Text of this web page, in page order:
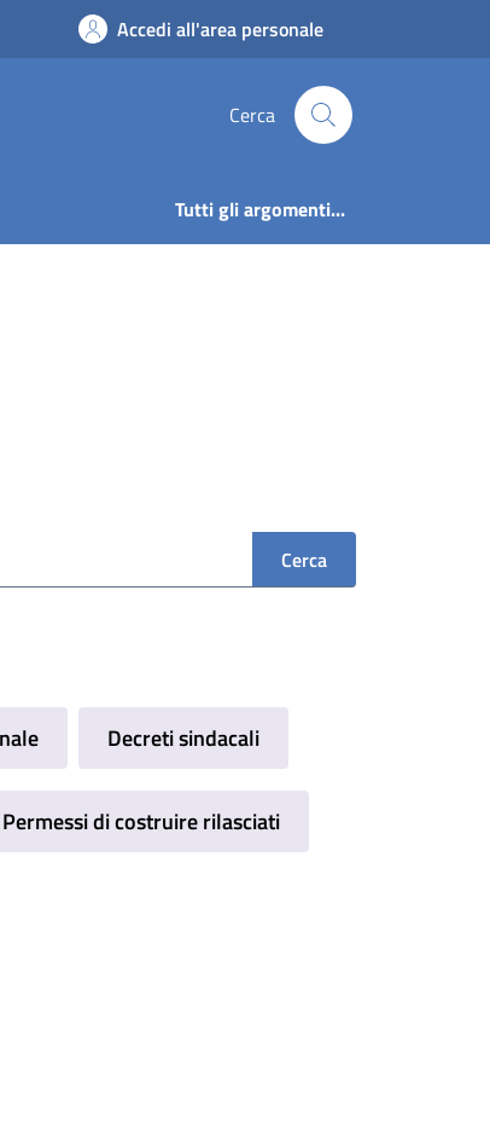
Corteno Golgi
Accedi all'area personale
Cerca
Tutti gli argomenti...
Decreti sindacali
Permessi di costruire rilasciati